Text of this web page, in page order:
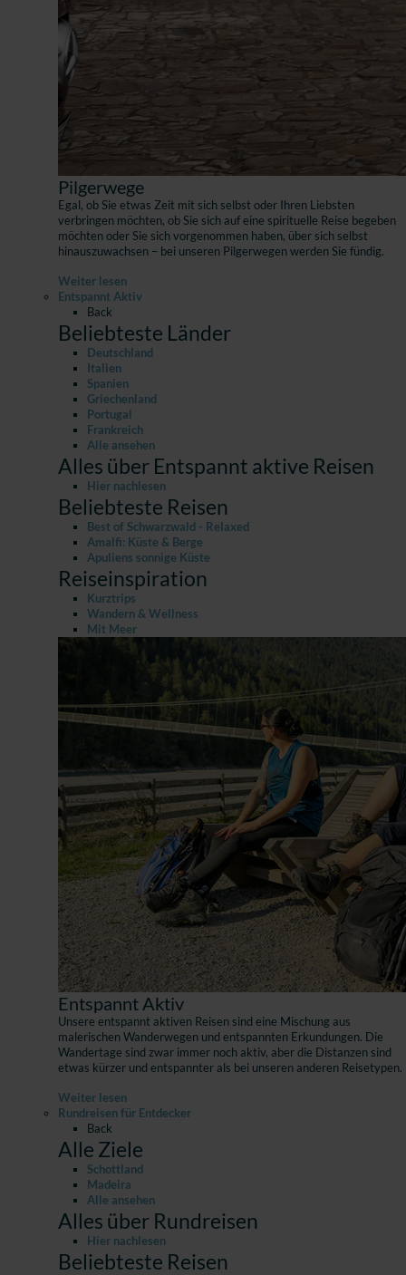
Pilgerwege
Egal, ob Sie etwas Zeit mit sich selbst oder Ihren Liebsten
verbringen möchten, ob Sie sich auf eine spirituelle Reise begeben
möchten oder Sie sich vorgenommen haben, über sich selbst
hinauszuwachsen – bei unseren Pilgerwegen werden Sie fündig.
Weiter lesen
Entspannt Aktiv
Back
Beliebteste Länder
Deutschland
Italien
Spanien
Griechenland
Portugal
Frankreich
Alle ansehen
Alles über Entspannt aktive Reisen
Hier nachlesen
Beliebteste Reisen
Best of Schwarzwald - Relaxed
Amalfi: Küste & Berge
Apuliens sonnige Küste
Reiseinspiration
Kurztrips
Wandern & Wellness
Mit Meer
Entspannt Aktiv
Unsere entspannt aktiven Reisen sind eine Mischung aus
malerischen Wanderwegen und entspannten Erkundungen. Die
Wandertage sind zwar immer noch aktiv, aber die Distanzen sind
etwas kürzer und entspannter als bei unseren anderen Reisetypen.
Weiter lesen
Rundreisen für Entdecker
Back
Alle Ziele
Schottland
Madeira
Alle ansehen
Alles über Rundreisen
Hier nachlesen
Beliebteste Reisen